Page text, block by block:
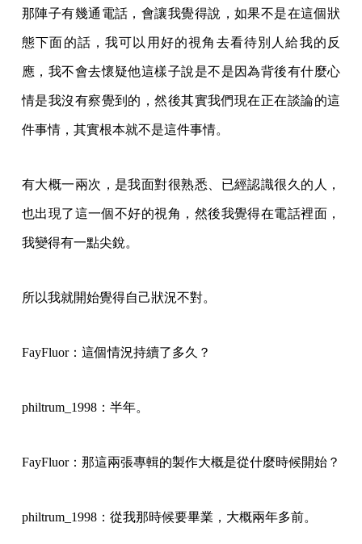
那陣子有幾通電話，會讓我覺得說，如果不是在這個狀
態下面的話，我可以用好的視角去看待別人給我的反
應，我不會去懷疑他這樣子說是不是因為背後有什麼心
情是我沒有察覺到的，然後其實我們現在正在談論的這
件事情，其實根本就不是這件事情。
有大概一兩次，是我面對很熟悉、已經認識很久的人，
也出現了這一個不好的視角，然後我覺得在電話裡面，
我變得有一點尖銳。
所以我就開始覺得自己狀況不對。
FayFluor：這個情況持續了多久？
philtrum_1998：半年。
FayFluor：那這兩張專輯的製作大概是從什麼時候開始？
philtrum_1998：從我那時候要畢業，大概兩年多前。